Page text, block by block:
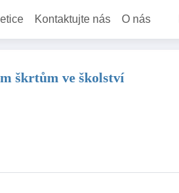
Kontaktujte nás O nás
škrtům ve školství